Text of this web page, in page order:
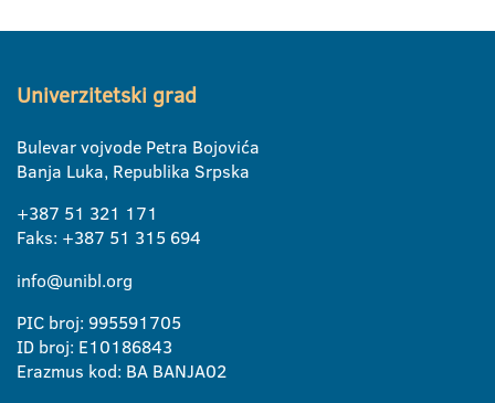
Univerzitetski grad
Bulevar vojvode Petra Bojovića
Banja Luka, Republika Srpska
+387 51 321 171
Faks: +387 51 315 694
info@unibl.org
PIC broj: 995591705
ID broj: E10186843
Erazmus kod: BA BANJA02